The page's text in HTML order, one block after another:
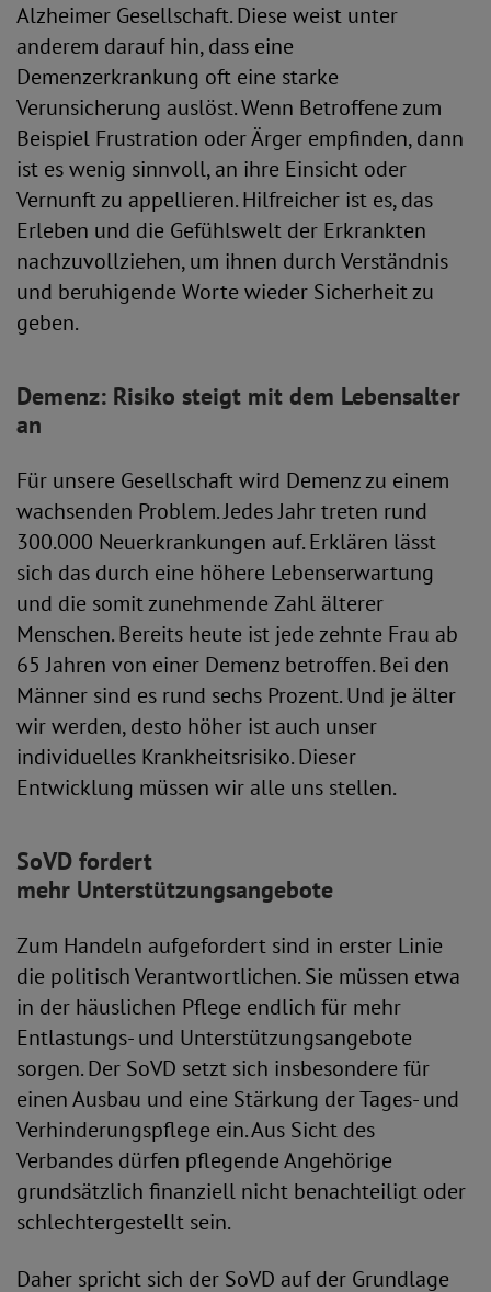
Alzheimer Gesellschaft. Diese weist unter
anderem darauf hin, dass eine
Demenzerkrankung oft eine starke
Verunsicherung auslöst. Wenn Betroffene zum
Beispiel Frustration oder Ärger empfinden, dann
ist es wenig sinnvoll, an ihre Einsicht oder
Vernunft zu appellieren. Hilfreicher ist es, das
Erleben und die Gefühlswelt der Erkrankten
nachzuvollziehen, um ihnen durch Verständnis
und beruhigende Worte wieder Sicherheit zu
geben.
Demenz: Risiko steigt mit dem Lebensalter
an
Für unsere Gesellschaft wird Demenz zu einem
wachsenden Problem. Jedes Jahr treten rund
300.000 Neuerkrankungen auf. Erklären lässt
sich das durch eine höhere Lebenserwartung
und die somit zunehmende Zahl älterer
Menschen. Bereits heute ist jede zehnte Frau ab
65 Jahren von einer Demenz betroffen. Bei den
Männer sind es rund sechs Prozent. Und je älter
wir werden, desto höher ist auch unser
individuelles Krankheitsrisiko. Dieser
Entwicklung müssen wir alle uns stellen.
SoVD fordert
mehr Unterstützungsangebote
Zum Handeln aufgefordert sind in erster Linie
die politisch Verantwortlichen. Sie müssen etwa
in der häuslichen Pflege endlich für mehr
Entlastungs- und Unterstützungsangebote
sorgen. Der SoVD setzt sich insbesondere für
einen Ausbau und eine Stärkung der Tages- und
Verhinderungspflege ein. Aus Sicht des
Verbandes dürfen pflegende Angehörige
grundsätzlich finanziell nicht benachteiligt oder
schlechtergestellt sein.
Daher spricht sich der SoVD auf der Grundlage